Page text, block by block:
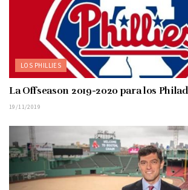
LOS PHILLIES
La Offseason 2019-2020 para los
19/11/2019